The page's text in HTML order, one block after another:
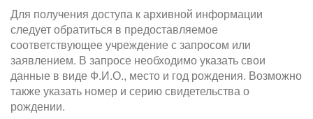
Для получения доступа к архивной информации
следует обратиться в предоставляемое
соответствующее учреждение с запросом или
заявлением. В запросе необходимо указать свои
данные в виде Ф.И.О., место и год рождения. Возможно
также указать номер и серию свидетельства о
рождении.